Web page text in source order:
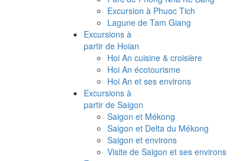
Excursion à Phuoc Tich
Lagune de Tam Giang
Excursions à
partir de Hoian
Hoi An cuisine & croisière
Hoi An écotourisme
Hoi An et ses environs
Excursions à
partir de Saigon
Saigon et Mékong
Saigon et Delta du Mékong
Saigon et environs
Visite de Saigon et ses environs